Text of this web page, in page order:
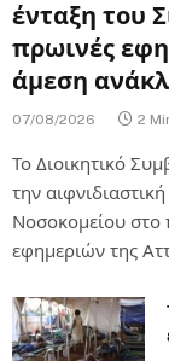
ένταξη του
πρωινές
άμεση
07/08/2026 2
Το Διοικητικό
την
Νοσοκομείου
εφημεριών της